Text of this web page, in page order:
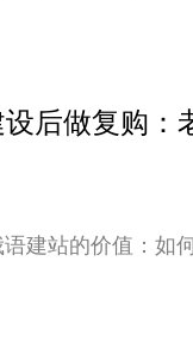
后做复购：
建站的价值：如